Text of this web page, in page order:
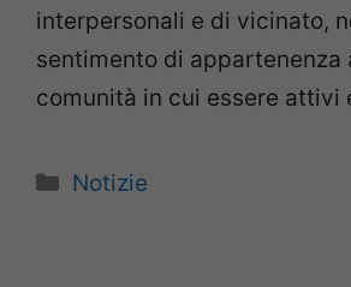
interpersonali e di vicinato,
sentimento di appartenenza
comunità in cui essere attivi
Categorie
Notizie